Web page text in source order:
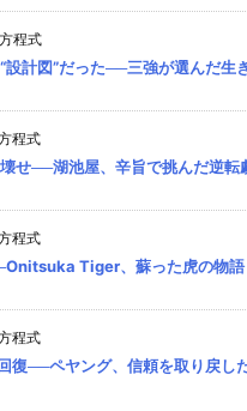
程式
設計図”だった──三強が選んだ生
程式
せ──湖池屋、辛旨で挑んだ逆転
程式
Tiger、蘇った虎の物語
程式
復──ペヤング、信頼を取り戻し